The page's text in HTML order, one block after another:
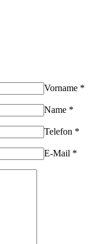
Vorname *
Name *
Telefon *
E-Mail *